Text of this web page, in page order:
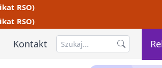
RSO)
RSO)
Kontakt